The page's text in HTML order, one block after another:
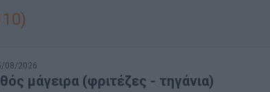
08/2026
μάγειρα (φριτέζες - τηγάνια)